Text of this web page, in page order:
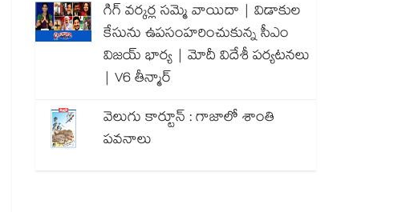
గిగ్ వర్కర్ల సమ్మె వాయిదా | విడాకుల
కేసును ఉపసంహరించుకున్న సీఎం
విజయ్ భార్య | మోదీ విదేశీ పర్యటనలు
| V6 తీన్మార్
వెలుగు కార్టూన్ : గాజాలో శాంతి
పవనాలు